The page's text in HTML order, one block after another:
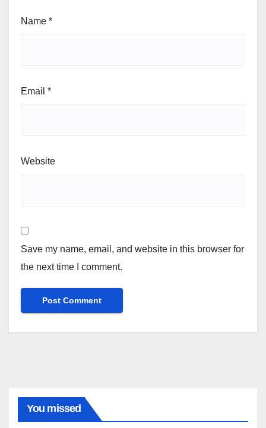
Name *
Email *
Website
Save my name, email, and website in this browser for
the next time I comment.
You missed